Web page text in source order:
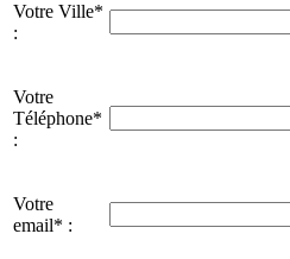
Votre Ville*
:
Votre
Téléphone*
:
Votre
email* :